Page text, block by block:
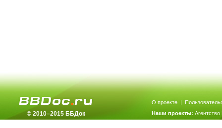
© 2010–2015 ББДок
О проекте |
Наши проекты: